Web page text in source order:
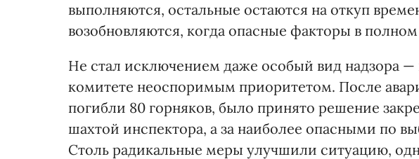
выполняются, остальные остаются на откуп
возобновляются, когда опасные факторы в
Не стал исключением даже особый вид надзора
комитете неоспоримым приоритетом. После
погибли 80 горняков, было принято решение
шахтой инспектора, а за наиболее опасными по
Столь радикальные меры улучшили ситуацию,